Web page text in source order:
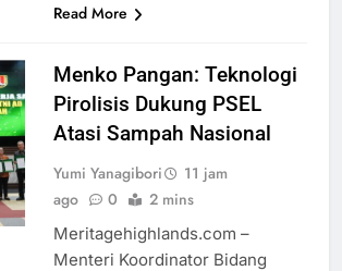
Read More
Menko Pangan: Teknologi
Pirolisis Dukung PSEL
Atasi Sampah Nasional
Yumi Yanagibori
11 jam
ago
0 2 mins
Meritagehighlands.com –
Menteri Koordinator Bidang